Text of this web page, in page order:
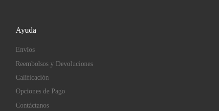
Ayuda
Envíos
Reembolsos y Devoluciones
Calificación
Opciones de Pago
Contáctanos